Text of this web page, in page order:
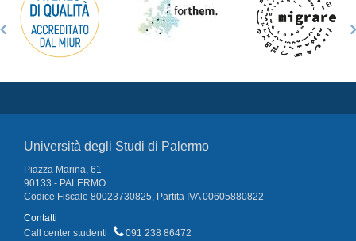
Università degli Studi di Palermo
Piazza Marina, 61
90133 - PALERMO
Codice Fiscale 80023730825, Partita IVA 00605880822
Contatti
Call center studenti
091 238 86472